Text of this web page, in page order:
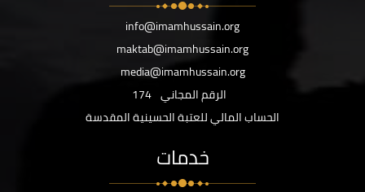
info@imamhussain.org
maktab@imamhussain.org
media@imamhussain.org
الرقم المجاني 174
الحساب المالي للعتبة الحسينية المقدسة
خدمات